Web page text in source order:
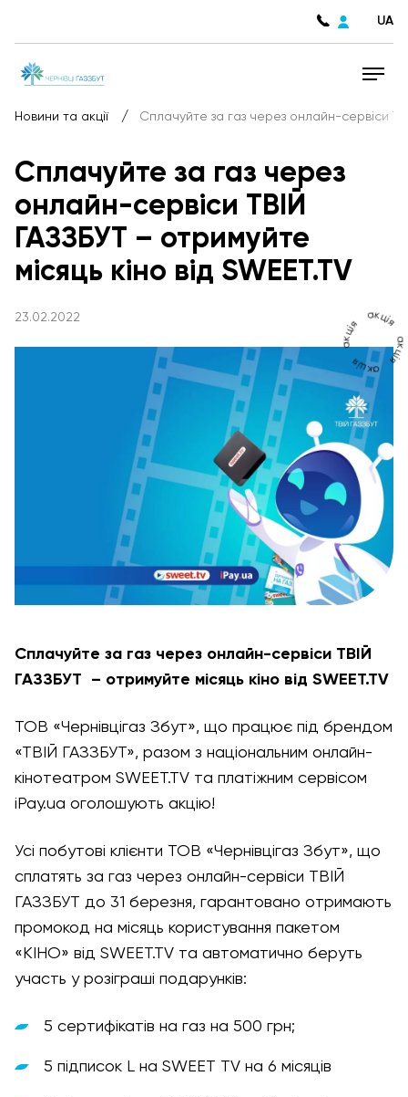
UA
Новини та акції / Сплачуйте за газ через онлайн-сервіси
Сплачуйте за газ через
онлайн-сервіси ТВІЙ
ГАЗЗБУТ – отримуйте
місяць кіно від SWEET.TV
23.02.2022
акція
акція акція
акція
Сплачуйте за газ через онлайн-сервіси ТВІЙ
ГАЗЗБУТ – отримуйте місяць кіно від SWEET.TV
ТОВ «Чернівцігаз Збут», що працює під брендом
«ТВІЙ ГАЗЗБУТ», разом з національним онлайн-
кінотеатром SWEET.TV та платіжним сервісом
iPay.ua оголошують акцію!
Усі побутові клієнти ТОВ «Чернівцігаз Збут», що
сплатять за газ через онлайн-сервіси ТВІЙ
ГАЗЗБУТ до 31 березня, гарантовано отримають
промокод на місяць користування пакетом
«КІНО» від SWEET.TV та автоматично беруть
участь у розіграші подарунків:
5 сертифікатів на газ на 500 грн;
5 підписок L на SWEET TV на 6 місяців